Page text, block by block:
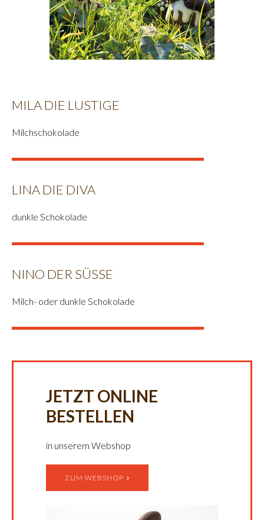
MILA DIE LUSTIGE
Milchschokolade
LINA DIE DIVA
dunkle Schokolade
NINO DER SÜSSE
Milch- oder dunkle Schokolade
JETZT ONLINE
BESTELLEN
in unserem Webshop
ZUM WEBSHOP